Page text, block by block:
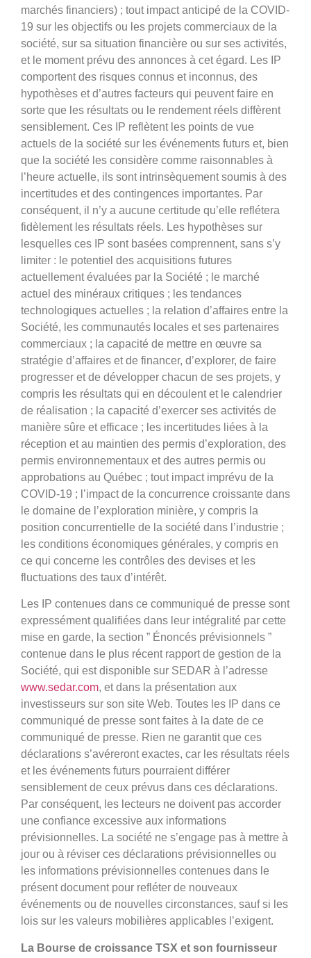
marchés financiers) ; tout impact anticipé de la COVID-
19 sur les objectifs ou les projets commerciaux de la
société, sur sa situation financière ou sur ses activités,
et le moment prévu des annonces à cet égard. Les IP
comportent des risques connus et inconnus, des
hypothèses et d’autres facteurs qui peuvent faire en
sorte que les résultats ou le rendement réels diffèrent
sensiblement. Ces IP reflètent les points de vue
actuels de la société sur les événements futurs et, bien
que la société les considère comme raisonnables à
l’heure actuelle, ils sont intrinsèquement soumis à des
incertitudes et des contingences importantes. Par
conséquent, il n’y a aucune certitude qu’elle reflétera
fidèlement les résultats réels. Les hypothèses sur
lesquelles ces IP sont basées comprennent, sans s’y
limiter : le potentiel des acquisitions futures
actuellement évaluées par la Société ; le marché
actuel des minéraux critiques ; les tendances
technologiques actuelles ; la relation d’affaires entre la
Société, les communautés locales et ses partenaires
commerciaux ; la capacité de mettre en œuvre sa
stratégie d’affaires et de financer, d’explorer, de faire
progresser et de développer chacun de ses projets, y
compris les résultats qui en découlent et le calendrier
de réalisation ; la capacité d’exercer ses activités de
manière sûre et efficace ; les incertitudes liées à la
réception et au maintien des permis d’exploration, des
permis environnementaux et des autres permis ou
approbations au Québec ; tout impact imprévu de la
COVID-19 ; l’impact de la concurrence croissante dans
le domaine de l’exploration minière, y compris la
position concurrentielle de la société dans l’industrie ;
les conditions économiques générales, y compris en
ce qui concerne les contrôles des devises et les
fluctuations des taux d’intérêt.
Les IP contenues dans ce communiqué de presse sont
expressément qualifiées dans leur intégralité par cette
mise en garde, la section ” Énoncés prévisionnels ”
contenue dans le plus récent rapport de gestion de la
Société, qui est disponible sur SEDAR à l’adresse
www.sedar.com, et dans la présentation aux
investisseurs sur son site Web. Toutes les IP dans ce
communiqué de presse sont faites à la date de ce
communiqué de presse. Rien ne garantit que ces
déclarations s’avéreront exactes, car les résultats réels
et les événements futurs pourraient différer
sensiblement de ceux prévus dans ces déclarations.
Par conséquent, les lecteurs ne doivent pas accorder
une confiance excessive aux informations
prévisionnelles. La société ne s’engage pas à mettre à
jour ou à réviser ces déclarations prévisionnelles ou
les informations prévisionnelles contenues dans le
présent document pour refléter de nouveaux
événements ou de nouvelles circonstances, sauf si les
lois sur les valeurs mobilières applicables l’exigent.
La Bourse de croissance TSX et son fournisseur